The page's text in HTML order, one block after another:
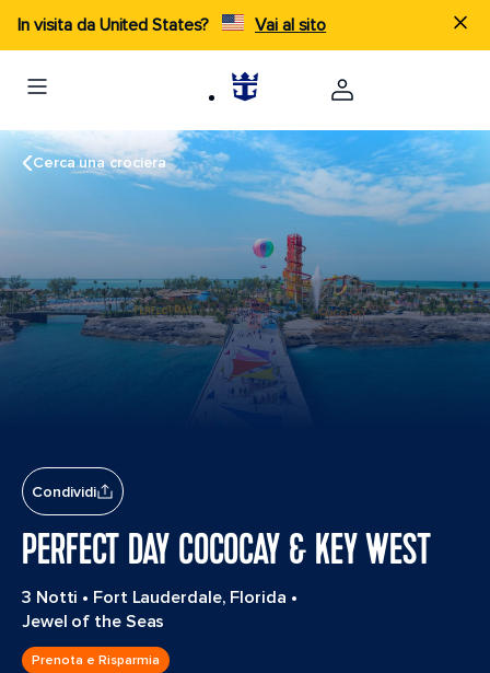
In visita da United States? Vai al sito
Cerca una crociera
Condividi
PERFECT DAY COCOCAY & KEY WEST
3 Notti • Fort Lauderdale, Florida •
Jewel of the Seas
Prenota e Risparmia